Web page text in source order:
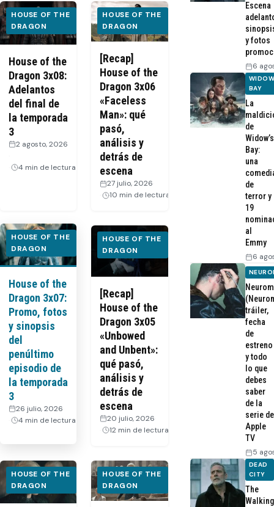
HOUSE OF THE
DRAGON
House of the
Dragon 3x08:
Adelantos
del final de
la temporada
3
2 agosto, 2026
4 min de lectura
HOUSE OF THE
DRAGON
[Recap]
House of the
Dragon 3x06
«Faceless
Man»: qué
pasó,
análisis y
detrás de
escena
27 julio, 2026
10 min de lectura
HOUSE OF THE
DRAGON
House of the
Dragon 3x07:
Promo, fotos
y sinopsis
del
penúltimo
episodio de
la temporada
3
26 julio, 2026
4 min de lectura
HOUSE OF THE
DRAGON
[Recap]
House of the
Dragon 3x05
«Unbowed
and Unbent»:
qué pasó,
análisis y
detrás de
escena
20 julio, 2026
12 min de lectura
HOUSE OF THE
DRAGON
HOUSE OF THE
DRAGON
Escena
y fotos
6
BAY
La
de
Widow’s
Bay:
una
de
terror y
19
al
Emmy
6
tráiler,
fecha
de
estreno
y todo
lo que
debes
saber
de la
serie de
Apple
TV
5
DEAD
CITY
The
Walking